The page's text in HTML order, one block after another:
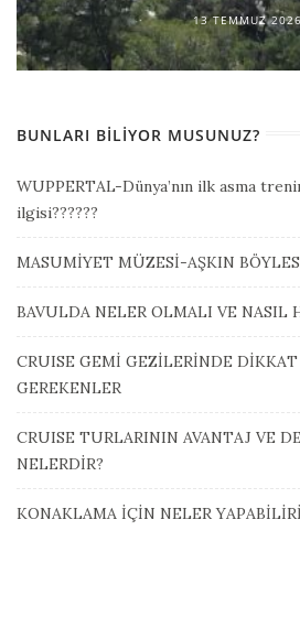
13 TEMMUZ 2026
BUNLARI BILIYOR MUSUNUZ?
WUPPERTAL-Dünya’nın ilk asma
ilgisi??????
MASUMİYET MÜZESİ-AŞKIN
BAVULDA NELER OLMALI VE NASIL
CRUISE GEMİ GEZİLERİNDE
GEREKENLER
CRUISE TURLARININ AVANTAJ VE
NELERDİR?
KONAKLAMA İÇİN NELER